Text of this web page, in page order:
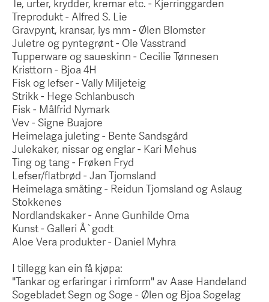
Te, urter, krydder, kremar etc. - Kjerringgarden
Treprodukt - Alfred S. Lie
Gravpynt, kransar, lys mm - Ølen Blomster
Juletre og pyntegrønt - Ole Vasstrand
Tupperware og saueskinn - Cecilie Tønnesen
Kristtorn - Bjoa 4H
Fisk og lefser - Vally Miljeteig
Strikk - Hege Schlanbusch
Fisk - Målfrid Nymark
Vev - Signe Buajore
Heimelaga juleting - Bente Sandsgård
Julekaker, nissar og englar - Kari Mehus
Ting og tang - Frøken Fryd
Lefser/flatbrød - Jan Tjomsland
Heimelaga småting - Reidun Tjomsland og Aslaug
Stokkenes
Nordlandskaker - Anne Gunhilde Oma
Kunst - Galleri Å`godt
Aloe Vera produkter - Daniel Myhra
I tillegg kan ein få kjøpa:
"Tankar og erfaringar i rimform" av Aase Handeland
Sogebladet Segn og Soge - Ølen og Bjoa Sogelag